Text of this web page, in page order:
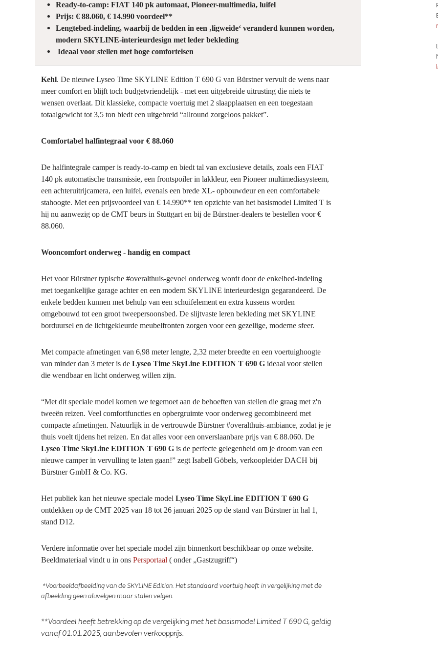
Ready-to-camp: FIAT 140 pk automaat, Pioneer-multimedia, luifel
Prijs: € 88.060, € 14.990 voordeel**
Lengtebed-indeling, waarbij de bedden in een ‚ligweide‘ veranderd kunnen worden,
modern SKYLINE-interieurdesign met leder bekleding
Ideaal voor stellen met hoge comforteisen
Kehl. De nieuwe Lyseo Time SKYLINE Edition T 690 G van Bürstner vervult de wens naar
meer comfort en blijft toch budgetvriendelijk - met een uitgebreide uitrusting die niets te
wensen overlaat. Dit klassieke, compacte voertuig met 2 slaapplaatsen en een toegestaan
totaalgewicht tot 3,5 ton biedt een uitgebreid “allround zorgeloos pakket”.
Comfortabel halfintegraal voor € 88.060
De halfintegrale camper is ready-to-camp en biedt tal van exclusieve details, zoals een FIAT
140 pk automatische transmissie, een frontspoiler in lakkleur, een Pioneer multimediasysteem,
een achteruitrijcamera, een luifel, evenals een brede XL- opbouwdeur en een comfortabele
stahoogte. Met een prijsvoordeel van € 14.990** ten opzichte van het basismodel Limited T is
hij nu aanwezig op de CMT beurs in Stuttgart en bij de Bürstner-dealers te bestellen voor €
88.060.
Wooncomfort onderweg - handig en compact
Het voor Bürstner typische #overalthuis-gevoel onderweg wordt door de enkelbed-indeling
met toegankelijke garage achter en een modern SKYLINE interieurdesign gegarandeerd. De
enkele bedden kunnen met behulp van een schuifelement en extra kussens worden
omgebouwd tot een groot tweepersoonsbed. De slijtvaste leren bekleding met SKYLINE
borduursel en de lichtgekleurde meubelfronten zorgen voor een gezellige, moderne sfeer.
Met compacte afmetingen van 6,98 meter lengte, 2,32 meter breedte en een voertuighoogte
van minder dan 3 meter is de Lyseo Time SkyLine EDITION T 690 G ideaal voor stellen
die wendbaar en licht onderweg willen zijn.
“Met dit speciale model komen we tegemoet aan de behoeften van stellen die graag met z'n
tweeën reizen. Veel comfortfuncties en opbergruimte voor onderweg gecombineerd met
compacte afmetingen. Natuurlijk in de vertrouwde Bürstner #overalthuis-ambiance, zodat je je
thuis voelt tijdens het reizen. En dat alles voor een onverslaanbare prijs van € 88.060. De
Lyseo Time SkyLine EDITION T 690 G is de perfecte gelegenheid om je droom van een
nieuwe camper in vervulling te laten gaan!” zegt Isabell Göbels, verkoopleider DACH bij
Bürstner GmbH & Co. KG.
Het publiek kan het nieuwe speciale model Lyseo Time SkyLine EDITION T 690 G
ontdekken op de CMT 2025 van 18 tot 26 januari 2025 op de stand van Bürstner in hal 1,
stand D12.
Verdere informatie over het speciale model zijn binnenkort beschikbaar op onze website.
Beeldmateriaal vindt u in ons Persportaal ( onder „Gastzugriff“)
*Voorbeeldafbeelding van de SKYLINE Edition. Het standaard voertuig heeft in vergelijking met de
afbeelding geen aluvelgen maar stalen velgen.
**Voordeel heeft betrekking op de vergelijking met het basismodel Limited T 690 G, geldig
vanaf 01.01.2025, aanbevolen verkoopprijs.